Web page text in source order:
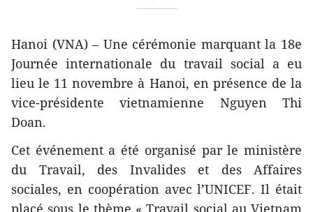
Hanoi (VNA) – Une cérémonie marquant la 18e
Journée internationale du travail social a eu
lieu le 11 novembre à Hanoi, en présence de la
vice-présidente vietnamienne Nguyen Thi
Doan.
Cet événement ​a été organisé par le ministère
du Travail, des Invalides et des Affaires
sociales, en coopération avec l’UNICEF. Il était
placé sous le thème « Travail social au Vietnam